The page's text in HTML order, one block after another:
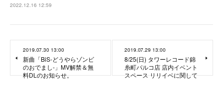
2022.12.16 12:59
2019.07.30 13:00
新曲「BiS-どうやらゾンビ
のおでまし-」MV解禁＆無
料DLのお知らせ。
2019.07.29 13:00
8/25(日) タワーレコード錦
糸町パルコ店 店内イベント
スペース リリイベに関して